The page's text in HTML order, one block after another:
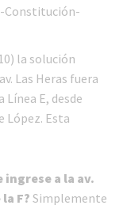
Constitución-
la solución
Las Heras fuera
E, desde
López. Esta
ingrese a la av.
F? Simplemente